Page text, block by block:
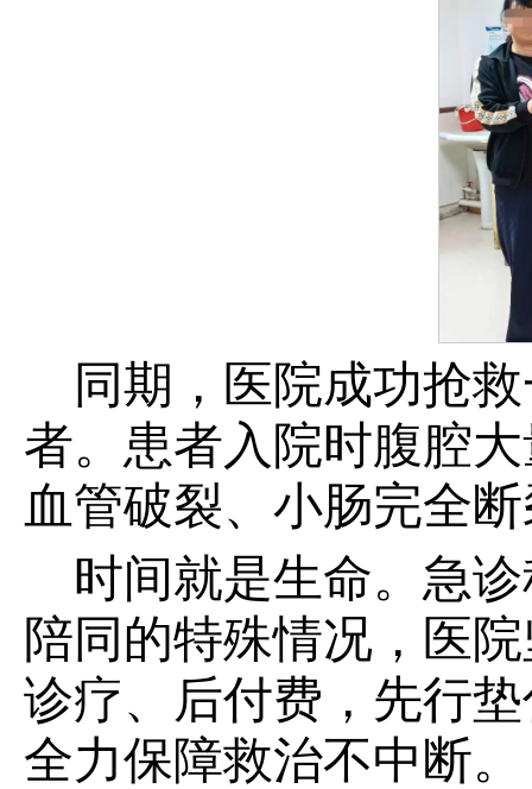
同期，医院成功抢
者。患者入院时腹腔
血管破裂、小肠完全
时间就是生命。急
陪同的特殊情况，医
诊疗、后付费，先行
全力保障救治不中断。